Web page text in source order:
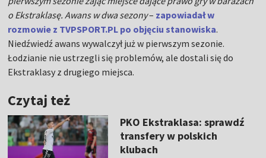
o Ekstraklasę. Awans w dwa sezony– zapowiadał w
rozmowie z TVPSPORT.PL po objęciu stanowiska.
Niedźwiedź awans wywalczył już w pierwszym sezonie.
Łodzianie nie ustrzegli się problemów, ale dostali się do
Ekstraklasy z drugiego miejsca.
Czytaj też
PKO Ekstraklasa: sprawdź
transfery w polskich
klubach